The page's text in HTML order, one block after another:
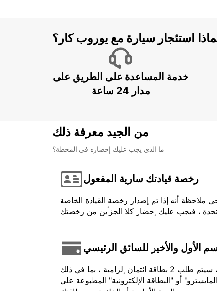
استئجار سيارة مع يوروب كار؟
خدمة المساعدة على الطريق على
مدار 24 ساعة
من الجيد معرفة ذلك
ما الذي يجب عليك إحضاره في المحطة؟
رخصة قيادتك سارية المفعول
ملاحظة أنه إذا تم إصدار رخصة القيادة الخاصة
الأول والأخير للسائق الرئيسي
في حالة الدفع المسبق ، يجب أن يكون الرصيد المستخدم باسم السائق وتقديمه عند تحصيله. بالنسبة لبعض المركبات ، سيتم طلب 2 بطاقة ائتمان إلزامية ، بما في ذلك
أو "البطاقة الإلكترونية" المطبوعة على